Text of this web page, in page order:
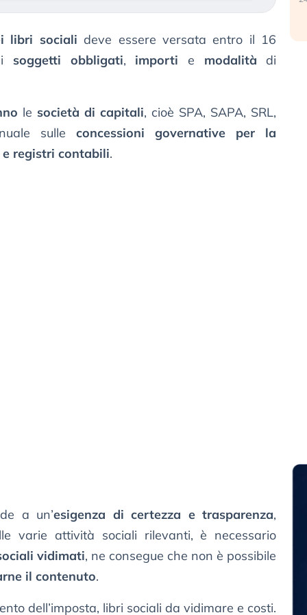
libri sociali deve essere versata entro il 16
soggetti obbligati, importi e modalità di
le società di capitali, cioè SPA, SAPA, SRL,
sulleconcessioni governative per la
registri contabili.
a un’esigenza di certezza e trasparenza,
varie attività sociali rilevanti, è necessario
vidimati, ne consegue che non è possibile
il contenuto.
dell’imposta, libri sociali da vidimare e costi.